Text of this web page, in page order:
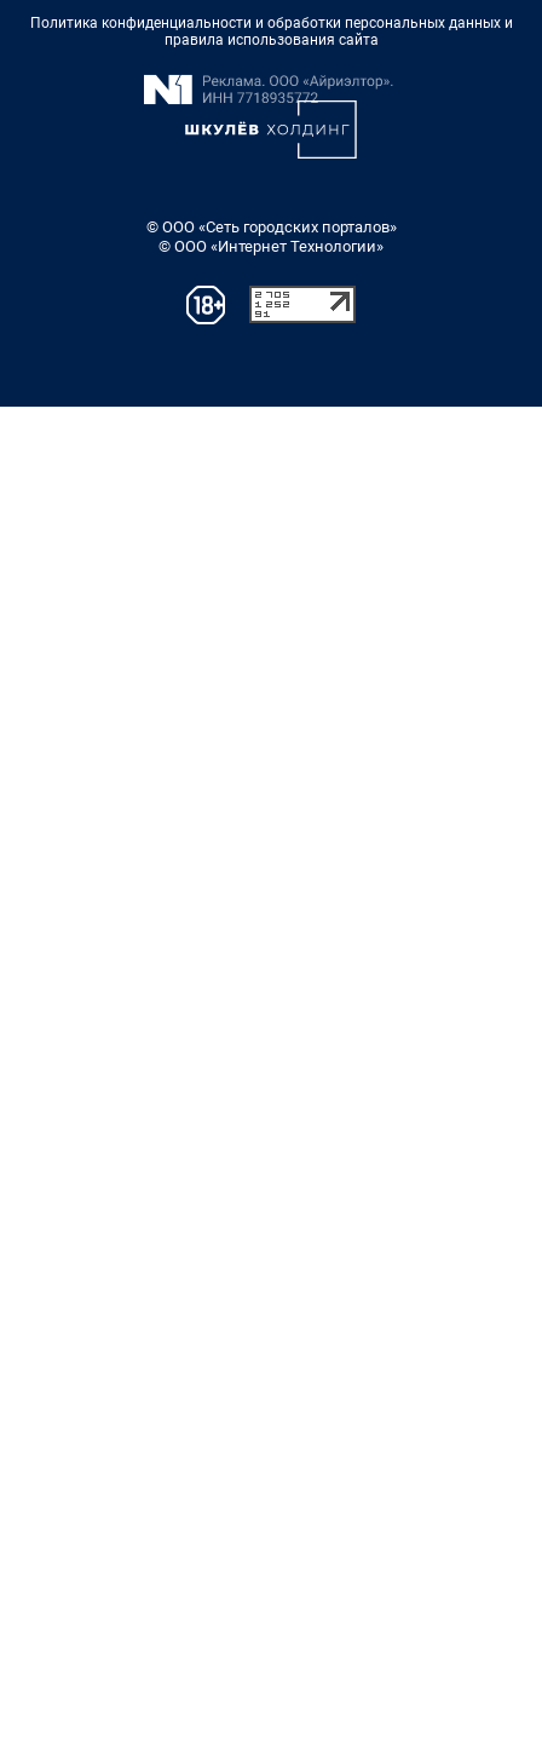
Политика конфиденциальности и обработки персональных данных и
правила использования сайта
© ООО «Сеть городских порталов»
© ООО «Интернет Технологии»